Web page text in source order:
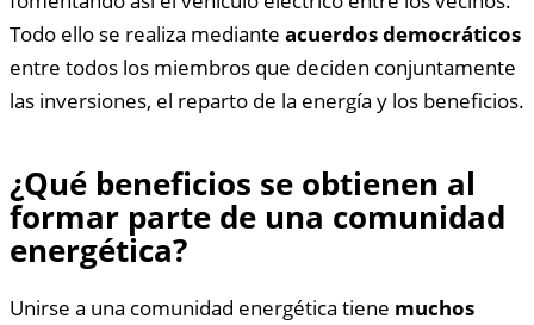
Todo ello se realiza mediante acuerdos democráticos
entre todos los miembros que deciden conjuntamente
las inversiones, el reparto de la energía y los beneficios.
¿Qué beneficios se obtienen al
formar parte de una comunidad
energética?
Unirse a una comunidad energética tiene muchos